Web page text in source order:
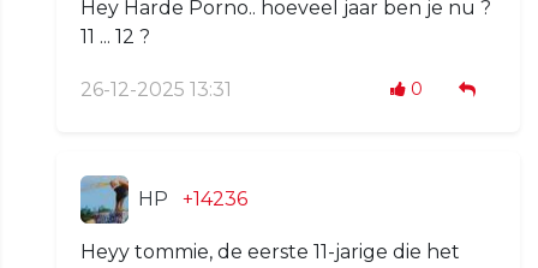
Hey Harde Porno.. hoeveel jaar ben je nu ?
11 ... 12 ?
26-12-2025 13:31 0
HP +14236
Heyy tommie, de eerste 11-jarige die het